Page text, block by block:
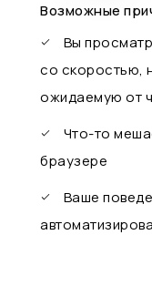
Возможные
Вы
со скоростью,
ожидаемую от
Что-то
браузере
Ваше